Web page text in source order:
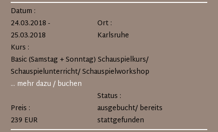
Datum :
24.03.2018 -
25.03.2018
Ort :
Karlsruhe
Kurs :
Basic (Samstag + Sonntag) Schauspielkurs/
Schauspielunterricht/ Schauspielworkshop
... mehr dazu / buchen
Preis :
239 EUR
Status :
ausgebucht/ bereits
stattgefunden